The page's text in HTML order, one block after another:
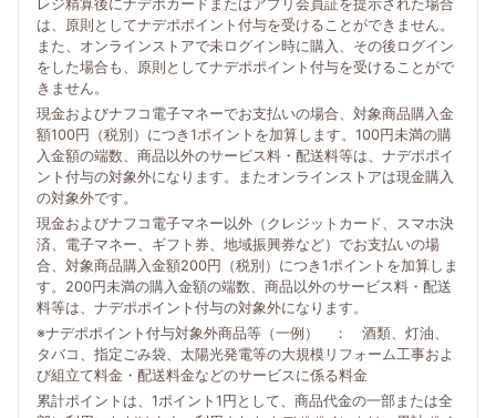
レジ精算後にナデポカードまたはアプリ会員証を提示された場合
は、原則としてナデポポイント付与を受けることができません。
また、オンラインストアで未ログイン時に購入、その後ログイン
をした場合も、原則としてナデポポイント付与を受けることがで
きません。
現金およびナフコ電子マネーでお支払いの場合、対象商品購入金
額100円（税別）につき1ポイントを加算します。100円未満の購
入金額の端数、商品以外のサービス料・配送料等は、ナデポポイ
ント付与の対象外になります。またオンラインストアは現金購入
の対象外です。
現金およびナフコ電子マネー以外（クレジットカード、スマホ決
済、電子マネー、ギフト券、地域振興券など）でお支払いの場
合、対象商品購入金額200円（税別）につき1ポイントを加算しま
す。200円未満の購入金額の端数、商品以外のサービス料・配送
料等は、ナデポポイント付与の対象外になります。
※ナデポポイント付与対象外商品等（一例） ： 酒類、灯油、
タバコ、指定ごみ袋、太陽光発電等の大規模リフォーム工事およ
び組立て料金・配送料金などのサービスに係る料金
累計ポイントは、1ポイント1円として、商品代金の一部または全